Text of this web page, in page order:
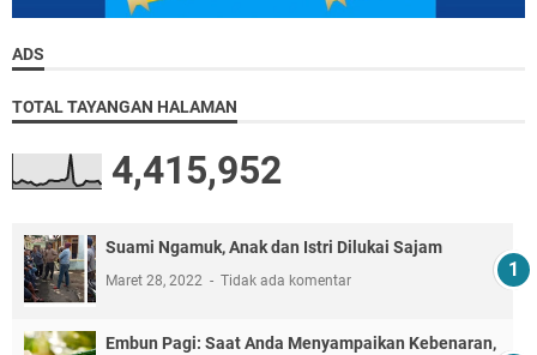
ADS
TOTAL TAYANGAN HALAMAN
4,415,952
Suami Ngamuk, Anak dan Istri Dilukai Sajam
Maret 28, 2022 Tidak ada komentar
Embun Pagi: Saat Anda Menyampaikan Kebenaran,